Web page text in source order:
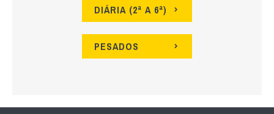
DIÁRIA (2ª A 6ª)
PESADOS